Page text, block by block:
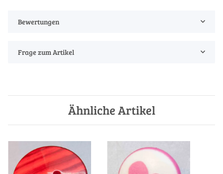
Bewertungen
Frage zum Artikel
Ähnliche Artikel